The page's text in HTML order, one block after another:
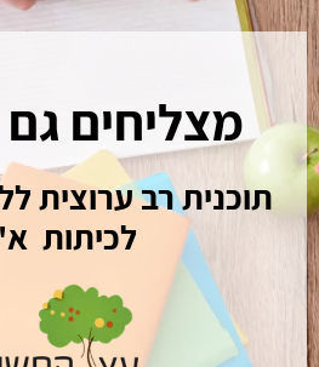
מצליחים
תוכנית רב ערוצית
לכיתות